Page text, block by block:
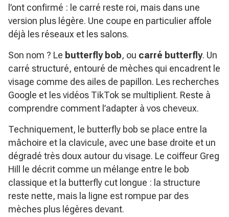
l’ont confirmé : le carré reste roi, mais dans une
version plus légère. Une coupe en particulier affole
déjà les réseaux et les salons.
Son nom ? Le butterfly bob, ou carré butterfly. Un
carré structuré, entouré de mèches qui encadrent le
visage comme des ailes de papillon. Les recherches
Google et les vidéos TikTok se multiplient. Reste à
comprendre comment l’adapter à vos cheveux.
Techniquement, le butterfly bob se place entre la
mâchoire et la clavicule, avec une base droite et un
dégradé très doux autour du visage. Le coiffeur Greg
Hill le décrit comme un mélange entre le bob
classique et la butterfly cut longue : la structure
reste nette, mais la ligne est rompue par des
mèches plus légères devant.